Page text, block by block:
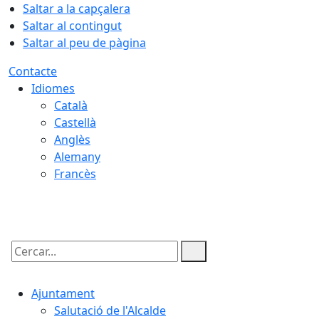
Saltar a la capçalera
Saltar al contingut
Saltar al peu de pàgina
Contacte
Idiomes
Català
Castellà
Anglès
Alemany
Francès
Cercar:
Ajuntament
Salutació de l'Alcalde